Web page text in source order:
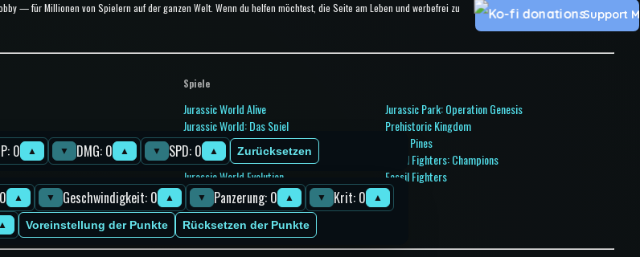
0 ▲ ▼ DMG: 0 ▲ ▼ SPD: 0 ▲ Zurücksetzen
▲ ▼ Geschwindigkeit: 0 ▲ ▼ Panzerung: 0 ▲ ▼ Krit: 0 ▲
▲ Voreinstellung der Punkte Rücksetzen der Punkte
— für Millionen von Spielern auf der ganzen Welt. Wenn du helfen möchtest, die Seite am Leben und werbefrei zu
Support
Spiele
Jurassic World Alive
Jurassic World: Das Spiel
Jurassic World Evolution 3
Jurassic World Evolution 2
Jurassic World Evolution
Jurassic World Play
Jurassic World Primal Ops
Jurassic Park Builder
Jurassic Park: Operation Genesis
Prehistoric Kingdom
Paleo Pines
Fossil Fighters: Champions
Fossil Fighters